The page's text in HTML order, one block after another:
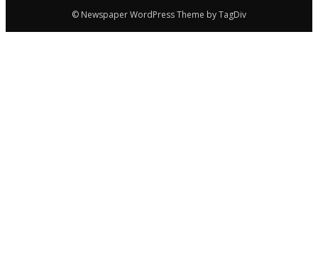
© Newspaper WordPress Theme by TagDiv